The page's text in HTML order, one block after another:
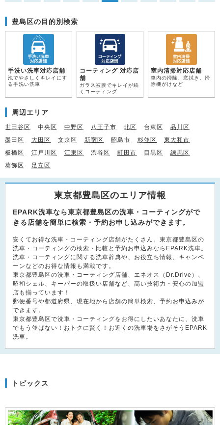
豊島区の目的別検索
手洗い洗車対応店舗
泡でやさしくキレイにす
る手洗い洗車
コーティング 対応店
舗
ガラス被膜でキレイが続
くコーティング
室内清掃対応店舗
車内の掃除、窓拭き、掃
除機がけなど
周辺エリア
世田谷区 中央区 中野区 八王子市 北区 台東区
品川区
墨田区
大田区 文京区 新宿区 昭島市 杉並区
東大和市
板橋区
江戸川区 江東区 渋谷区 町田市 目黒区
練馬区
葛飾区
足立区
東京都豊島区のエリア情報
EPARK洗車なら東京都豊島区の洗車・コーティングがで
きる店舗を簡単に検索・予約お申し込みができます。
安くてお得な洗車・コーティング店舗がたくさん。東京都豊島区の
洗車・コーティングの検索・比較と予約お申込みならEPARK洗車。
洗車・コーティングに関する洗車辞典や、お役立ち情報、キャンペ
ーンなどのお得な情報も満載です。
東京都豊島区の洗車・コーティング店舗、エネオス（Dr.Drive）、
昭和シェル、キーパーの取扱い店舗など、高い技術力・安心の加盟
店も揃っています！
郵便番号や都道府県、現在地から店舗の簡単検索、予約お申込みが
できます。
東京都豊島区で洗車・コーティングをお得にしたいあなたに、洗車
でもう並ばない！おトクに賢く！お近くの洗車場をさがそうEPARK
洗車。
トピックス